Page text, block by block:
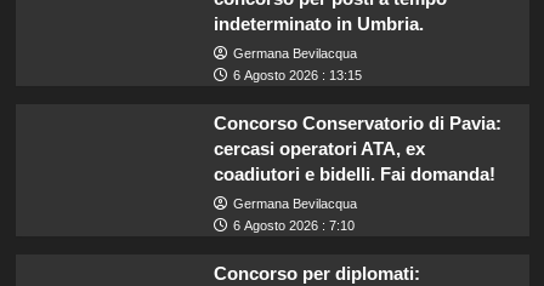
indeterminato in Umbria.
Germana Bevilacqua
6 Agosto 2026 : 13:15
Concorso Conservatorio di Pavia:
cercasi operatori ATA, ex
coadiutori e bidelli. Fai domanda!
Germana Bevilacqua
6 Agosto 2026 : 7:10
Concorso per diplomati: